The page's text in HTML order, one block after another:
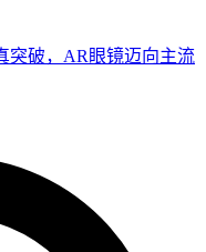
突破，AR眼镜迈向主流